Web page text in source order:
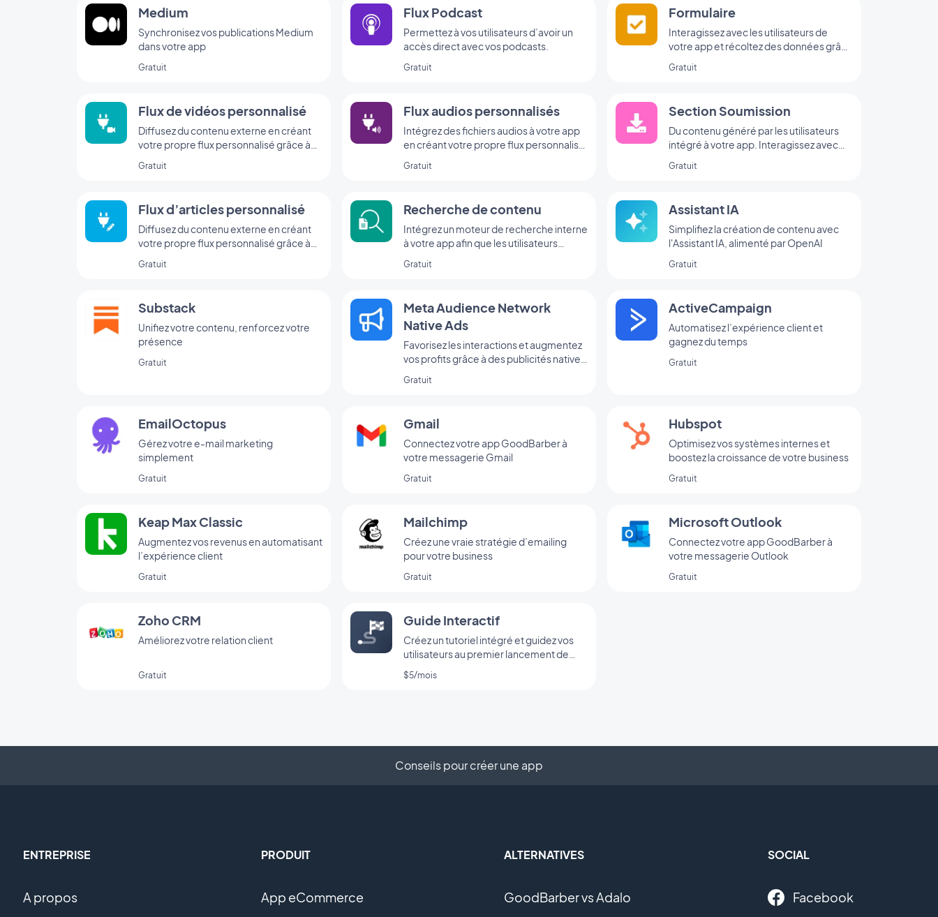
Medium
Synchronisez vos publications Medium
dans votre app
Gratuit
Flux Podcast
Permettez à vos utilisateurs d’avoir un
accès direct avec vos podcasts.
Gratuit
Formulaire
Interagissez avec les utilisateurs de
votre app et récoltez des données grâce
GoodBarber.
Gratuit
Flux de vidéos personnalisé
Diffusez du contenu externe en créant
votre propre flux personnalisé grâce à
Gratuit
Flux audios personnalisés
Intégrez des fichiers audios à votre app
en créant votre propre flux personnalisé
GoodBarber.
Gratuit
Section Soumission
Du contenu généré par les utilisateurs
intégré à votre app. Interagissez avec
Soumission de GoodBarber
Gratuit
Flux d’articles personnalisé
Diffusez du contenu externe en créant
votre propre flux personnalisé grâce à
Gratuit
Recherche de contenu
Intégrez un moteur de recherche interne
à votre app afin que les utilisateurs
grâce à l’extension Recherche de
Gratuit
Assistant IA
Simplifiez la création de contenu avec
l'Assistant IA, alimenté par OpenAI
Gratuit
Substack
Unifiez votre contenu, renforcez votre
présence
Gratuit
Meta Audience Network
Native Ads
Favorisez les interactions et augmentez
vos profits grâce à des publicités natives
interface (anciennement Facebook
Gratuit
ActiveCampaign
Automatisez l’expérience client et
gagnez du temps
Gratuit
EmailOctopus
Gérez votre e-mail marketing
simplement
Gratuit
Gmail
Connectez votre app GoodBarber à
votre messagerie Gmail
Gratuit
Hubspot
Optimisez vos systèmes internes et
boostez la croissance de votre business
Gratuit
Keap Max Classic
Augmentez vos revenus en automatisant
l’expérience client
Gratuit
Mailchimp
Créez une vraie stratégie d’emailing
pour votre business
Gratuit
Microsoft Outlook
Connectez votre app GoodBarber à
votre messagerie Outlook
Gratuit
Zoho CRM
Améliorez votre relation client
Gratuit
Guide Interactif
Créez un tutoriel intégré et guidez vos
utilisateurs au premier lancement de
votre app
$5/mois
Conseils pour créer une app
ENTREPRISE
A propos
PRODUIT
App eCommerce
ALTERNATIVES
GoodBarber vs Adalo
SOCIAL
Facebook